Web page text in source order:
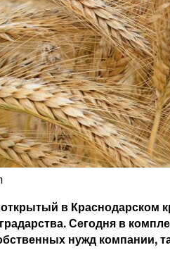
в Краснодарском
Сегодня в
нужд компании,